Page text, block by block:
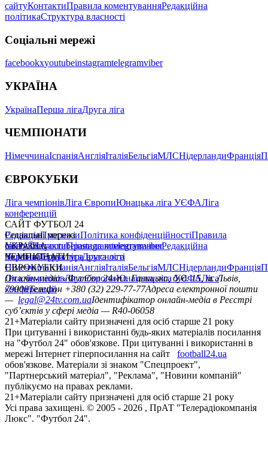
сайтуКонтактиПравила коментуванняРедакційна
політикаСтруктура власності
Соціальні мережі
facebookxyoutubeinstagramtelegramviber
УКРАЇНА
УкраїнаПерша лігаДруга ліга
ЧЕМПІОНАТИ
НімеччинаІспаніяАнгліяІталіяБельгіяМЛСНідерландиФранція
ЄВРОКУБКИ
Ліга чемпіонівЛіга ЄвропиЮнацька ліга УЄФАЛіга
конференцій
САЙТ ФУТБОЛ 24
РедакціяПрогнозиПолітика конфіденційностіПравила
сайтуКонтактиПравила коментуванняРедакційна
політикаСтруктура власності
Соціальні мережі
facebookxyoutubeinstagramtelegramviber
УКРАЇНА
УкраїнаПерша лігаДруга ліга
ЧЕМПІОНАТИ
НімеччинаІспаніяАнгліяІталіяБельгіяМЛСНідерландиФранція
ЄВРОКУБКИ
Ліга чемпіонівЛіга ЄвропиЮнацька ліга УЄФАЛіга
конференцій
Онлайн-медіа «Футбол 24»пл. Галицька, буд. 15, м. Львів,
79008Телефон +380 (32) 229-77-77Адреса електронної пошти
— legal@24tv.com.uaІдентифікатор онлайн-медіа в Реєстрі
суб’єктів у сфері медіа — R40-06058
21+Матеріали сайту призначені для осіб старше 21 року
При цитуванні і використанні будь-яких матеріалів посилання
на "Футбол 24" обов'язкове. При цитуванні і використанні в
мережі Інтернет гіперпосилання на сайт
football24.ua
обов'язкове. Матеріали зі знаком "Спецпроект",
"Партнерський матеріал", "Реклама", "Новини компаній"
публікуємо на правах реклами.
21+Матеріали сайту призначені для осіб старше 21 року
Усi права захищенi. © 2005 - 2026 , ПрАТ "Телерадіокомпанія
Люкс". "Футбол 24".